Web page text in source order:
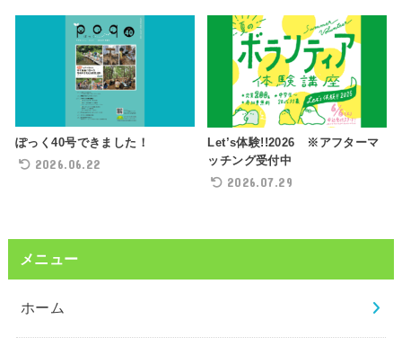
ぽっく40号できました！
2026.06.22
Let’s体験!!2026 ※アフターマ
ッチング受付中
2026.07.29
メニュー
ホーム